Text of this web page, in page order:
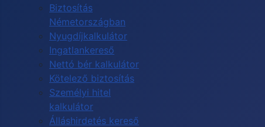
Biztosítás
Németországban
Nyugdíjkalkulátor
Ingatlankereső
Nettó bér kalkulátor
Kötelező biztosítás
Személyi hitel
kalkulátor
Álláshirdetés kereső